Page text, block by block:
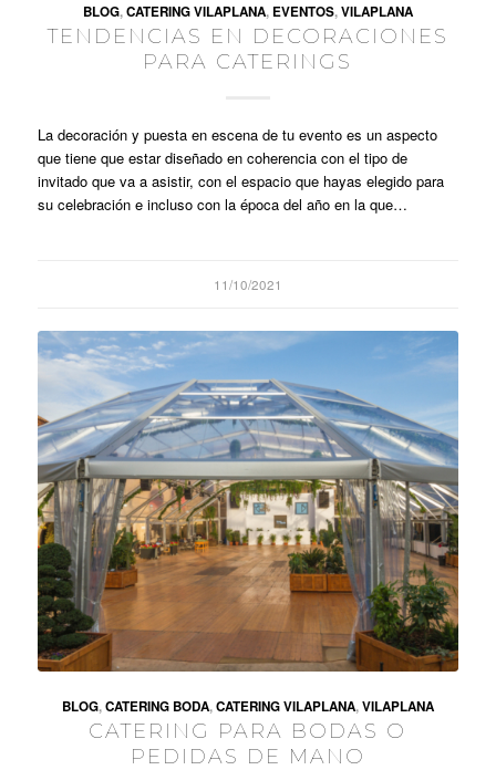
BLOG,CATERING VILAPLANA, EVENTOS,VILAPLANA
TENDENCIAS EN DECORACIONES
PARA CATERINGS
La decoración y puesta en escena de tu evento es un aspecto
que tiene que estar diseñado en coherencia con el tipo de
invitado que va a asistir, con el espacio que hayas elegido para
su celebración e incluso con la época del año en la que…
11/10/2021
BLOG,CATERING BODA,CATERING VILAPLANA,VILAPLANA
CATERING PARA BODAS O
PEDIDAS DE MANO